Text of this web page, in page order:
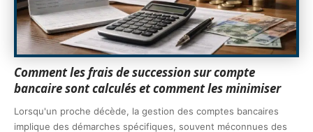
Comment les frais de succession sur compte
bancaire sont calculés et comment les minimiser
Lorsqu'un proche décède, la gestion des comptes bancaires
implique des démarches spécifiques, souvent méconnues des